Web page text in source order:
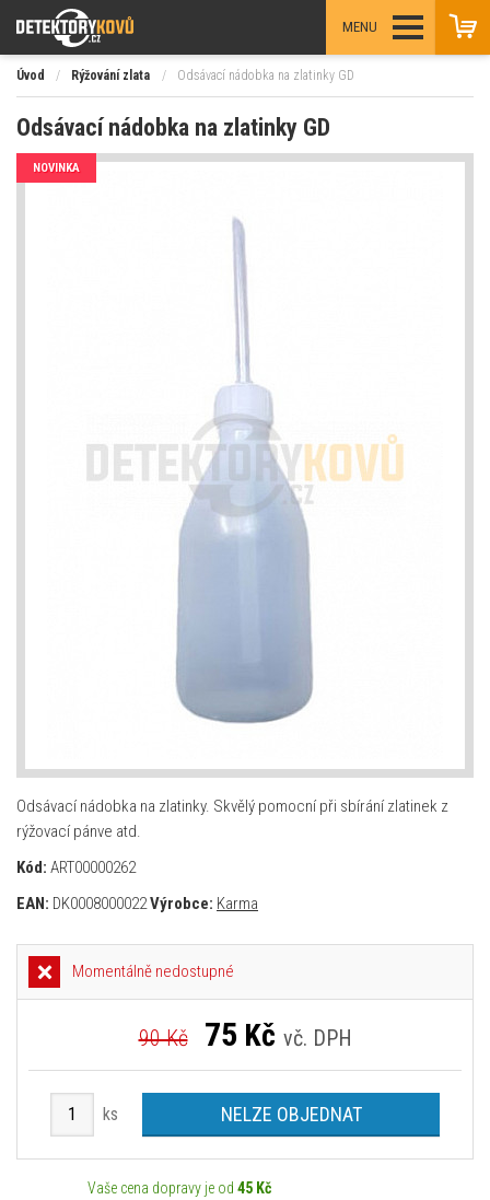
MENU
Úvod / Rýžování zlata / Odsávací nádobka na zlatinky GD
Odsávací nádobka na zlatinky GD
NOVINKA
Odsávací nádobka na zlatinky. Skvělý pomocní při sbírání zlatinek z
rýžovací pánve atd.
Kód: ART00000262
EAN: DK0008000022Výrobce: Karma
Momentálně nedostupné
90 Kč 75 Kč vč. DPH
ks NELZE OBJEDNAT
Vaše cena dopravy je od 45 Kč